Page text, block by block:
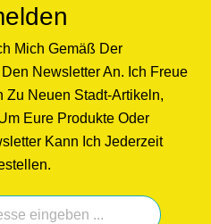
Mich Gemäß Der
Newsletter An. Ich Freue
Zu Neuen Stadt-Artikeln,
Eure Produkte Oder
Kann Ich Jederzeit